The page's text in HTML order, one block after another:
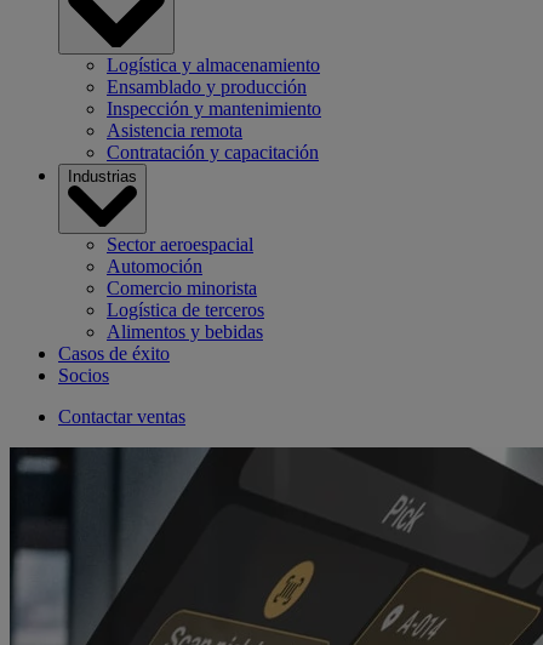
Logística y almacenamiento
Ensamblado y producción
Inspección y mantenimiento
Asistencia remota
Contratación y capacitación
Industrias
Sector aeroespacial
Automoción
Comercio minorista
Logística de terceros
Alimentos y bebidas
Casos de éxito
Socios
Contactar ventas